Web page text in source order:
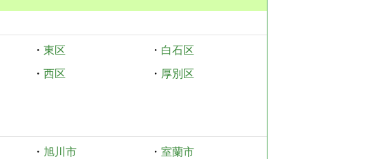
・ 東区 ・ 白石区
・ 西区 ・ 厚別区
・ 旭川市 ・ 室蘭市